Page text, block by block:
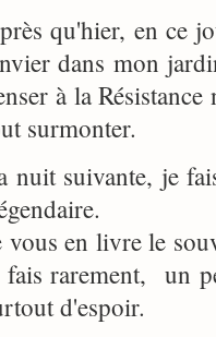
qu'hier, en ce
dans mon
à la
surmonter.
nuit suivante, je
vous en livre le
fais rarement, un
d'espoir.